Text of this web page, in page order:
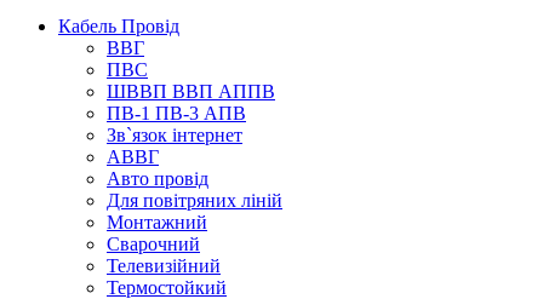
Кабель Провід
ВВГ
ПВС
ШВВП ВВП АППВ
ПВ-1 ПВ-3 АПВ
Зв`язок інтернет
АВВГ
Авто провід
Для повітряних ліній
Монтажний
Сварочний
Телевизійний
Термостойкий